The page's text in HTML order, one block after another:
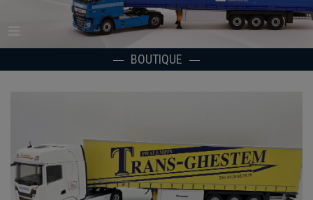
Menu
BOUTIQUE